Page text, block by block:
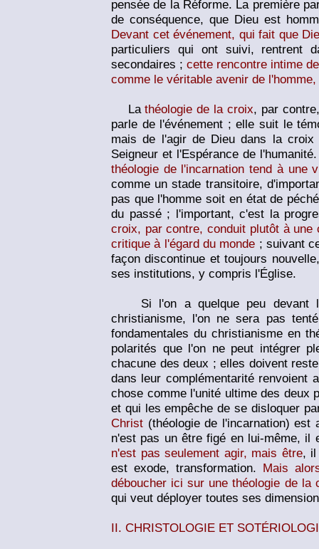
pensée de la Réforme. La première
de conséquence, que Dieu est
Devant cet événement, qui fait que
particuliers qui ont suivi, rentrent
secondaires ; cette rencontre intime
comme le véritable avenir de
Lathéologie de la croix, par
parle de l'événement ; elle suit le
mais de l'agir de Dieu dans la
Seigneur et l'Espérance de
théologie de l'incarnation tend à une
comme un stade transitoire,
pas que l'homme soit en état de
du passé ; l'important, c'est la
croix, par contre, conduit plutôt à une
critique à l'égard du monde ; suivant
façon discontinue et toujours
ses institutions, y compris l'Église.
Si l'on a quelque peu devant
christianisme, l'on ne sera pas
fondamentales du christianisme en
polarités que l'on ne peut intégrer
chacune des deux ; elles doivent
dans leur complémentarité renvoient
chose comme l'unité ultime des deux
et qui les empêche de se disloquer
Christ (théologie de l'incarnation)
n'est pas un être figé en lui-même,
n'est pas seulement agir, mais être, il
est exode, transformation. Mais
déboucher ici sur une théologie de
qui veut déployer toutes ses
II. CHRISTOLOGIE ET SOTÉRIOLO